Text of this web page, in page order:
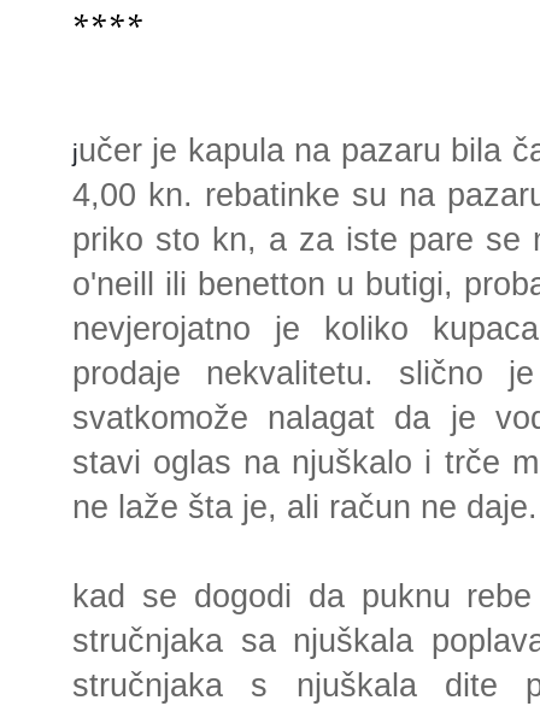
****
jučer je kapula na pazaru bila
4,00 kn. rebatinke su na
priko sto kn, a za iste pare se
o'neill ili benetton u butigi,
nevjerojatno je koliko
prodaje nekvalitetu. slično
svatkomože nalagat da je
stavi oglas na njuškalo i trče
ne laže šta je, ali račun ne daje.
kad se dogodi da puknu
stručnjaka sa njuškala
stručnjaka s njuškala dite